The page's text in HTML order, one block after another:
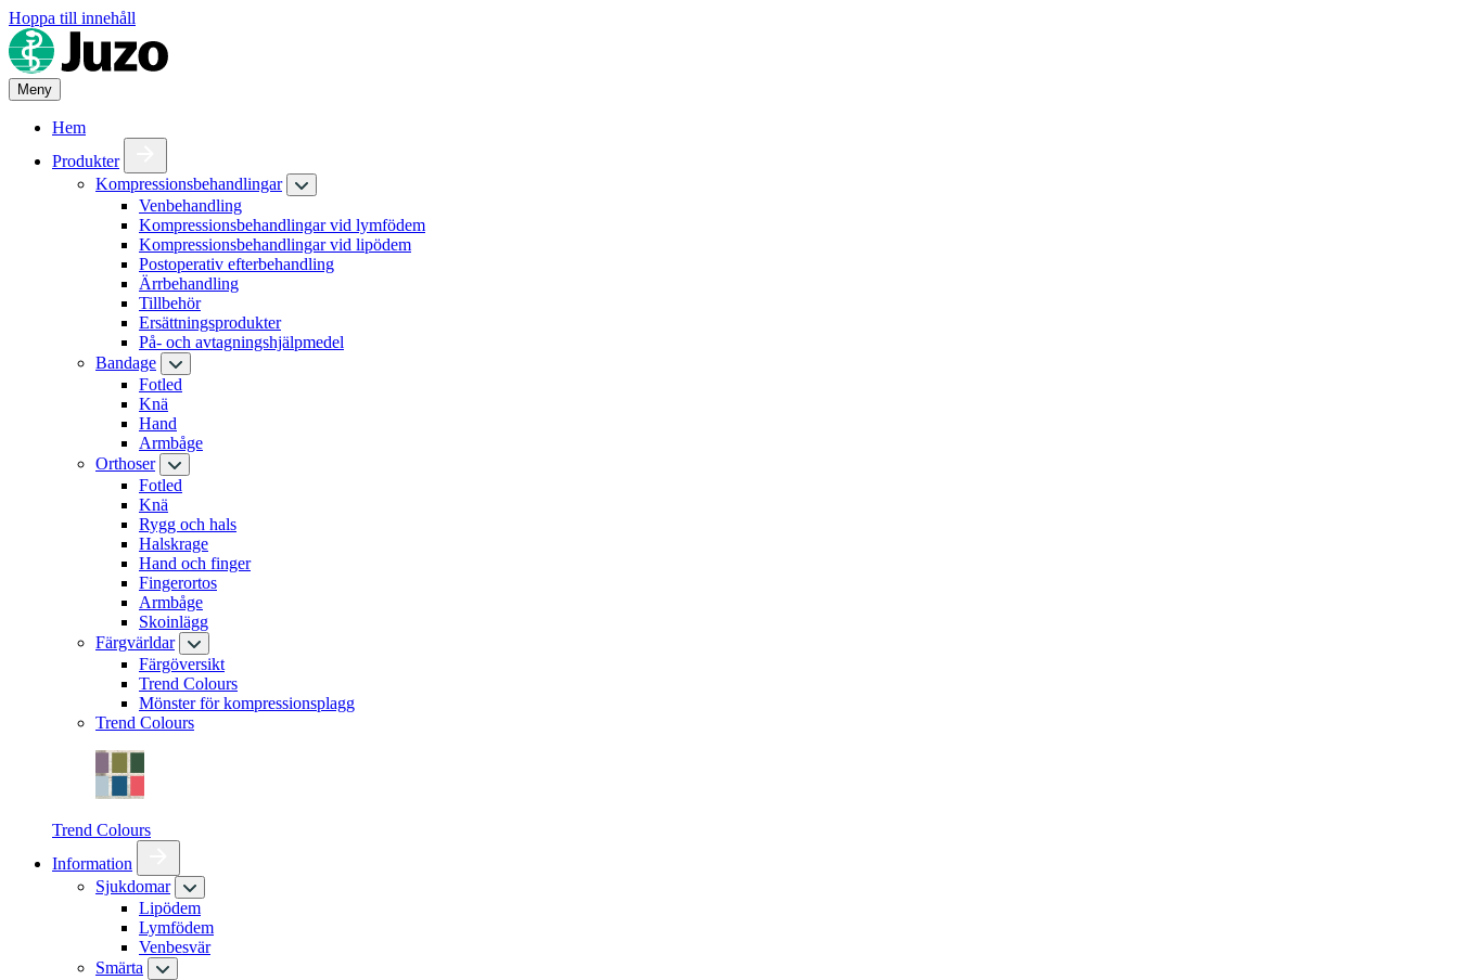
Hoppa till innehåll
Meny
Hem
Produkter
Kompressionsbehandlingar
Venbehandling
Kompressionsbehandlingar vid lymfödem
Kompressionsbehandlingar vid lipödem
Postoperativ efterbehandling
Ärrbehandling
Tillbehör
Ersättningsprodukter
På- och avtagningshjälpmedel
Bandage
Fotled
Knä
Hand
Armbåge
Orthoser
Fotled
Knä
Rygg och hals
Halskrage
Hand och finger
Fingerortos
Armbåge
Skoinlägg
Färgvärldar
Färgöversikt
Trend Colours
Mönster för kompressionsplagg
Trend Colours
Trend Colours
Information
Sjukdomar
Lipödem
Lymfödem
Venbesvär
Smärta